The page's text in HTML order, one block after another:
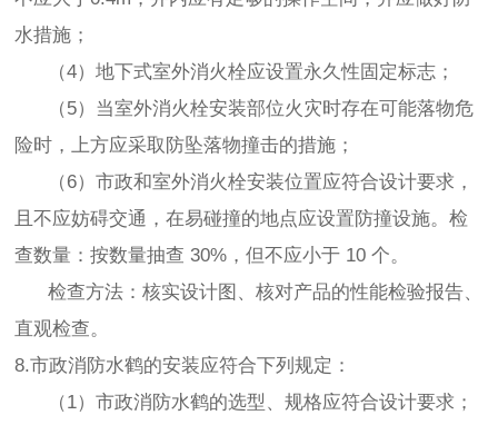
水措施；
（4）地下式室外消火栓应设置永久性固定标志；
（5）当室外消火栓安装部位火灾时存在可能落物危
险时，上方应采取防坠落物撞击的措施；
（6）市政和室外消火栓安装位置应符合设计要求，
且不应妨碍交通，在易碰撞的地点应设置防撞设施。检
查数量：按数量抽查 30%，但不应小于 10 个。
检查方法：核实设计图、核对产品的性能检验报告、
直观检查。
8.市政消防水鹤的安装应符合下列规定：
（1）市政消防水鹤的选型、规格应符合设计要求；